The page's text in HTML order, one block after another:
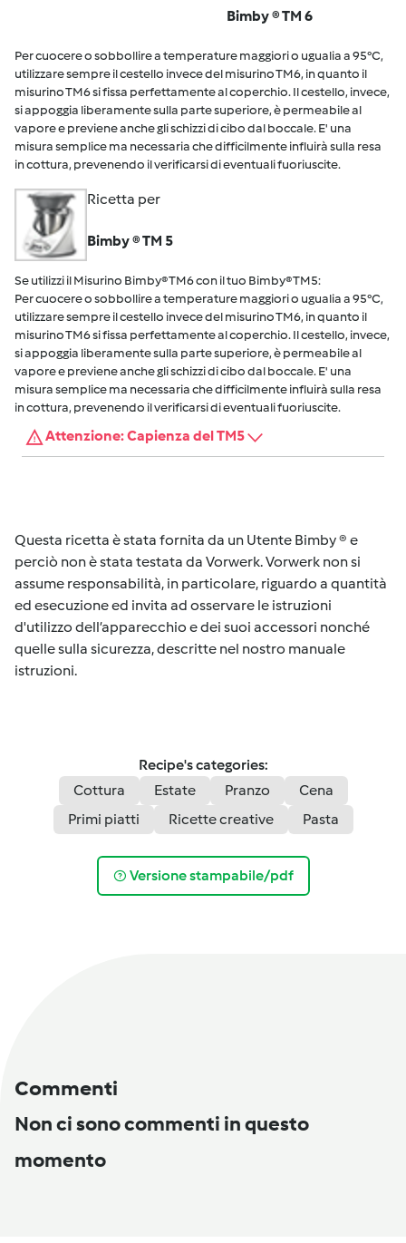
Bimby ® TM 6
Per cuocere o sobbollire a temperature maggiori o ugualia a 95°C,
utilizzare sempre il cestello invece del misurino TM6, in quanto il
misurino TM6 si fissa perfettamente al coperchio. Il cestello, invece,
si appoggia liberamente sulla parte superiore, è permeabile al
vapore e previene anche gli schizzi di cibo dal boccale. E' una
misura semplice ma necessaria che difficilmente influirà sulla resa
in cottura, prevenendo il verificarsi di eventuali fuoriuscite.
Ricetta per
Bimby ® TM 5
Se utilizzi il Misurino Bimby® TM6 con il tuo Bimby® TM5:
Per cuocere o sobbollire a temperature maggiori o ugualia a 95°C,
utilizzare sempre il cestello invece del misurino TM6, in quanto il
misurino TM6 si fissa perfettamente al coperchio. Il cestello, invece,
si appoggia liberamente sulla parte superiore, è permeabile al
vapore e previene anche gli schizzi di cibo dal boccale. E' una
misura semplice ma necessaria che difficilmente influirà sulla resa
in cottura, prevenendo il verificarsi di eventuali fuoriuscite.
Attenzione: Capienza del TM5
Questa ricetta è stata fornita da un Utente Bimby ® e
perciò non è stata testata da Vorwerk. Vorwerk non si
assume responsabilità, in particolare, riguardo a quantità
ed esecuzione ed invita ad osservare le istruzioni
d'utilizzo dell’apparecchio e dei suoi accessori nonché
quelle sulla sicurezza, descritte nel nostro manuale
istruzioni.
Recipe's categories:
Cottura
Estate Pranzo
Cena
Primi piatti
Ricette creative Pasta
Versione stampabile/pdf
Commenti
Non ci sono commenti in questo
momento